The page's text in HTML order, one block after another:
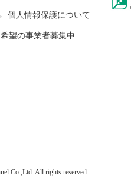
個人情報保護について
望の事業者募集中
Co.,Ltd. All rights reserved.